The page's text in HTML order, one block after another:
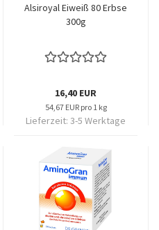
Alsiroyal Eiweiß 80 Erbse
300g
16,40 EUR
54,67 EUR pro 1 kg
Lieferzeit: 3-5 Werktage